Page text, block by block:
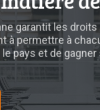
garantit les
à permettre à
pays et de gagner